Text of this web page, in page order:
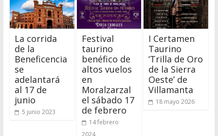
La corrida
de la
Beneficencia
se
adelantará
al 17 de
junio
5 junio 2023
Festival
taurino
benéfico de
altos vuelos
en
Moralzarzal
el sábado 17
de febrero
14 febrero
2024
I Certamen
Taurino
‘Trilla de Oro
de la Sierra
Oeste’ de
Villamanta
18 mayo 2026